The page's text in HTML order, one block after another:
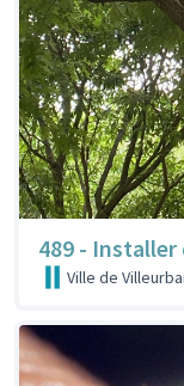
489 -
Ville de